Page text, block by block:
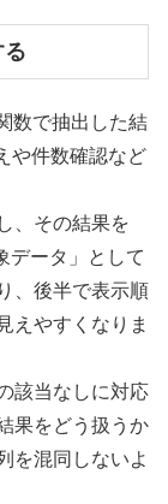
数で抽出した結
や件数確認など
、その結果を
データ」として
、後半で表示順
えやすくなりま
該当なしに対応
果をどう扱うか
を混同しないよ